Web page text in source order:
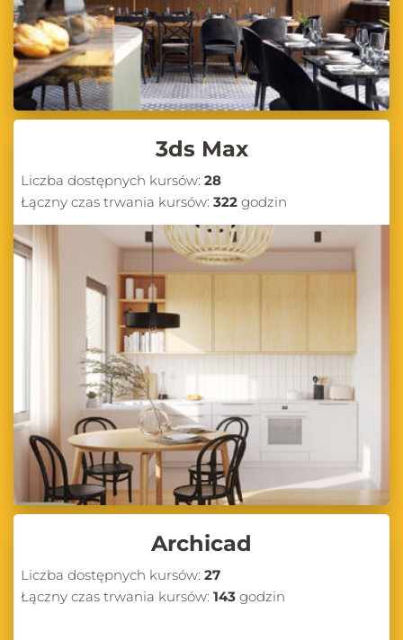
3ds Max
Liczba dostępnych kursów: 28
Łączny czas trwania kursów: 322 godzin
Archicad
Liczba dostępnych kursów: 27
Łączny czas trwania kursów: 143 godzin